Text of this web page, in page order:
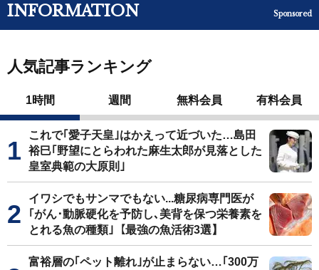
INFORMATION Sponsored
人気記事ランキング
1時間 週間 無料会員 有料会員
これで｢愛子天皇｣はかえって近づいた…島田
裕巳｢野望にとらわれた麻生太郎が見落とした
皇室典範の大原則｣
イワシでもサンマでもない...糖尿病専門医が
｢がん･動脈硬化を予防し､美背を保つ栄養素を
とれる魚の種類｣【最強の魚活術3選】
富裕層の｢ペット離れ｣が止まらない…｢300万